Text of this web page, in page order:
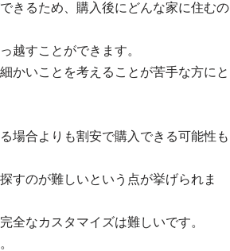
きるため、購入後にどんな家に住むの
越すことができます。
かいことを考えることが苦手な方にと
場合よりも割安で購入できる可能性も
すのが難しいという点が挙げられま
全なカスタマイズは難しいです。